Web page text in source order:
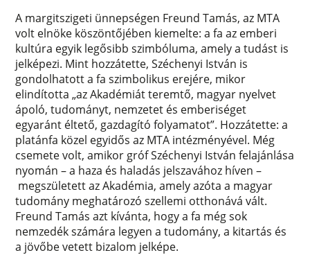
A margitszigeti ünnepségen Freund Tamás, az MTA
volt elnöke köszöntőjében kiemelte: a fa az emberi
kultúra egyik legősibb szimbóluma, amely a tudást is
jelképezi. Mint hozzátette, Széchenyi István is
gondolhatott a fa szimbolikus erejére, mikor
elindította „az Akadémiát teremtő, magyar nyelvet
ápoló, tudományt, nemzetet és emberiséget
egyaránt éltető, gazdagító folyamatot”. Hozzátette: a
platánfa közel egyidős az MTA intézményével. Még
csemete volt, amikor gróf Széchenyi István felajánlása
nyomán – a haza és haladás jelszavához híven –
megszületett az Akadémia, amely azóta a magyar
tudomány meghatározó szellemi otthonává vált.
Freund Tamás azt kívánta, hogy a fa még sok
nemzedék számára legyen a tudomány, a kitartás és
a jövőbe vetett bizalom jelképe.